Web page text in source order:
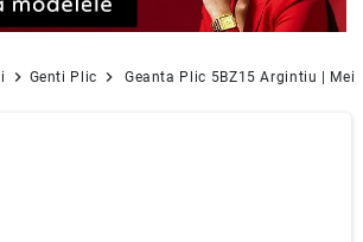
chevron_right Genti Plic chevron_right Geanta Plic 5BZ15 Argintiu | Mei